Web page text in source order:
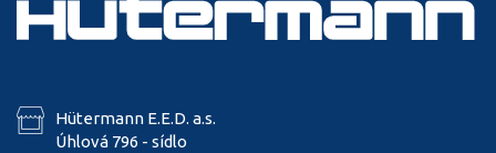
Hütermann E.E.D. a.s.
Úhlová 796 - sídlo